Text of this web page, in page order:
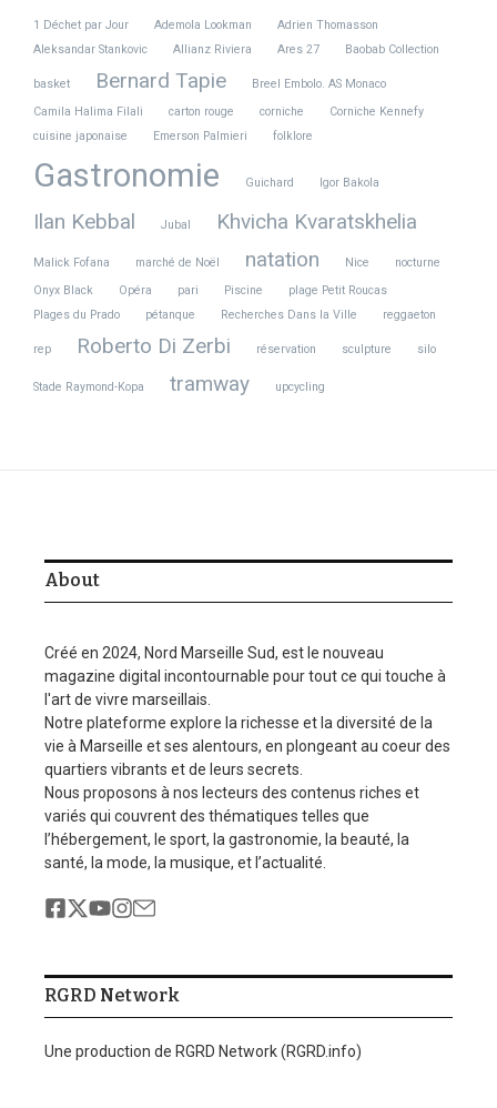
1 Déchet par Jour Ademola Lookman
Adrien Thomasson
Aleksandar Stankovic
Allianz Riviera Ares 27 Baobab Collection
basket Bernard Tapie
Breel Embolo. AS Monaco
Camila Halima Filali
carton rouge corniche
Corniche Kennefy
cuisine japonaise
Emerson Palmieri folklore
Gastronomie Guichard Igor Bakola
Ilan Kebbal Jubal Khvicha Kvaratskhelia
Malick Fofana marché de Noël natation Nice
nocturne
Onyx Black
Opéra pari Piscine
plage Petit Roucas
Plages du Prado
pétanque Recherches Dans la Ville reggaeton
rep Roberto Di Zerbi réservation sculpture silo
Stade Raymond-Kopa tramway upcycling
About
Créé en 2024, Nord Marseille Sud, est le nouveau
magazine digital incontournable pour tout ce qui touche à
l'art de vivre marseillais.
Notre plateforme explore la richesse et la diversité de la
vie à Marseille et ses alentours, en plongeant au coeur des
quartiers vibrants et de leurs secrets.
Nous proposons à nos lecteurs des contenus riches et
variés qui couvrent des thématiques telles que
l’hébergement, le sport, la gastronomie, la beauté, la
santé, la mode, la musique, et l’actualité.
RGRD Network
Une production de RGRD Network (RGRD.info)